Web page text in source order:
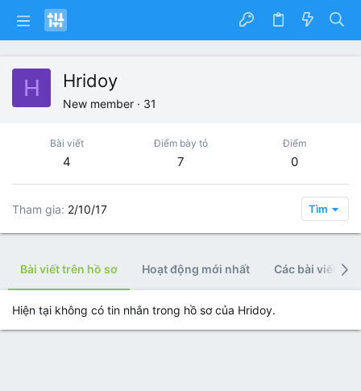
H Hridoy
New member · 31
Bài viết
4
Điểm bày tỏ
7
Điểm
0
Tham gia 2/10/17 Tìm
Bài viết trên hồ sơ Hoạt động mới nhất Các bài viết
Hiện tại không có tin nhắn trong hồ sơ của Hridoy.